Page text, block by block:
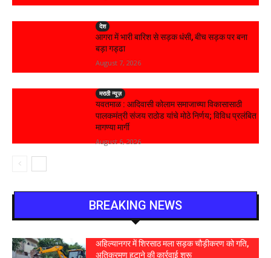
देश
आगरा में भारी बारिश से सड़क धंसी, बीच सड़क पर बना
बड़ा गड्ढा
August 7, 2026
मराठी न्यूज़
यवतमाळ : आदिवासी कोलाम समाजाच्या विकासासाठी
पालकमंत्री संजय राठोड यांचे मोठे निर्णय; विविध प्रलंबित
मागण्या मार्गी
August 6, 2026
BREAKING NEWS
अहिल्यानगर में शिरसाठ मला सड़क चौड़ीकरण को गति,
अतिक्रमण हटाने की कार्रवाई शुरू